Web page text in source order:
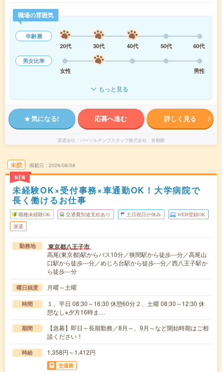
職場の雰囲気
年齢層
20代
30代 40代 50代
60代
男女比率
女性
男性
もっと見る
気になる! 応募へ進む 詳しく見る
派遣会社 パーソルテンプスタッフ株式会社 首都圏
未読
NEW
掲載日 2026/08/08
未経験OK×受付事務×車通勤OK！大学病院で
長く働けるお仕事
職種未経験OK 交通費別途支給あり 土日祝日が休み WEB登録OK
派遣
勤務地 東京都八王子市
高尾(東京都)駅からバス10分／狭間駅から徒歩---分／高尾山
口駅から徒歩---分／めじろ台駅から徒歩---分／西八王子駅か
ら徒歩---分
曜日頻度 月曜～土曜
時間
１、平日 08:30～16:30 休憩60分２、土曜 08:30～12:30 休
憩なし※夕方16時ま…
期間
【急募】即日～長期勤務／8月～、9月～など開始時期はご相
談ください！
時給 1,358円～1,412円
交通費